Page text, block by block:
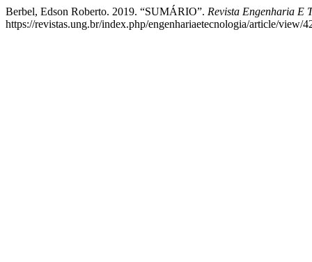
Berbel, Edson Roberto. 2019. “SUMÁRIO”. Revista Engenharia E
https://revistas.ung.br/index.php/engenhariaetecnologia/article/view/